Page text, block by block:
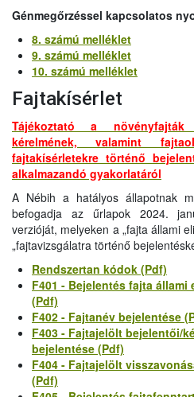
Génmegőrzéssel kapcsolatos
8. számú melléklet
9. számú melléklet
10. számú melléklet
Fajtakísérlet
Tájékoztató a
kérelmének, valamint
fajtakísérletekre történő
alkalmazandó gyakorlatáról
A Nébih a hatályos állapotnak
befogadja az űrlapok 2024.
verzióját, melyeken a „fajta állami
„fajtavizsgálatra történő
Rendszertan kódok (Pdf)
F401 - Bejelentés fajta állami
(Pdf)
F402 - Fajtanév bejelentése
F403 - Fajtajelölt bejelentői/
bejelentése (Pdf)
F404 - Fajtajelölt
(Pdf)